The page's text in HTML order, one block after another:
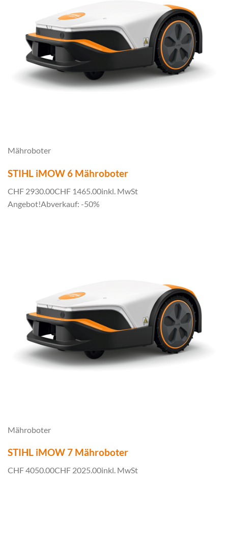
Mähroboter
STIHL iMOW 6 Mähroboter
CHF 2930.00CHF 1465.00inkl. MwSt
Angebot!Abverkauf: -50%
Mähroboter
STIHL iMOW 7 Mähroboter
CHF 4050.00CHF 2025.00inkl. MwSt